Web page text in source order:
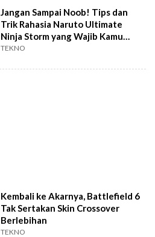
Jangan Sampai Noob! Tips dan
Trik Rahasia Naruto Ultimate
Ninja Storm yang Wajib Kamu
Tahu
TEKNO
Kembali ke Akarnya, Battlefield 6
Tak Sertakan Skin Crossover
Berlebihan
TEKNO